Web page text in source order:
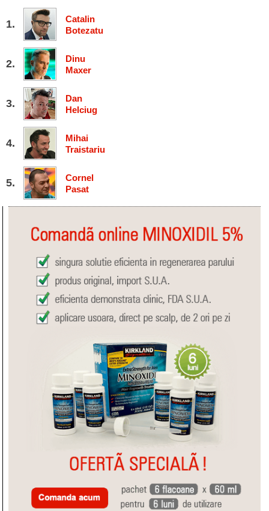
Catalin
Botezatu
Dinu
Maxer
Dan
Helciug
Mihai
Traistariu
Cornel
Pasat